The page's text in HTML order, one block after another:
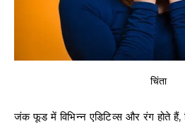
चिंता
जंक फूड में विभिन्न एडिटिव्स और रंग होते